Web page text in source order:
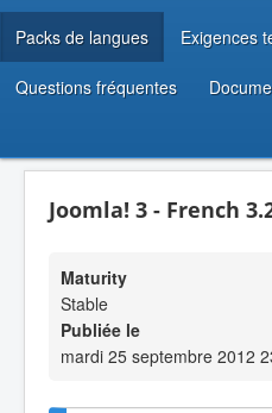
Packs de langues Exigences
Questions fréquentes
Joomla! 3 - French
Maturity
Stable
Publiée le
mardi 25 septembre 2012